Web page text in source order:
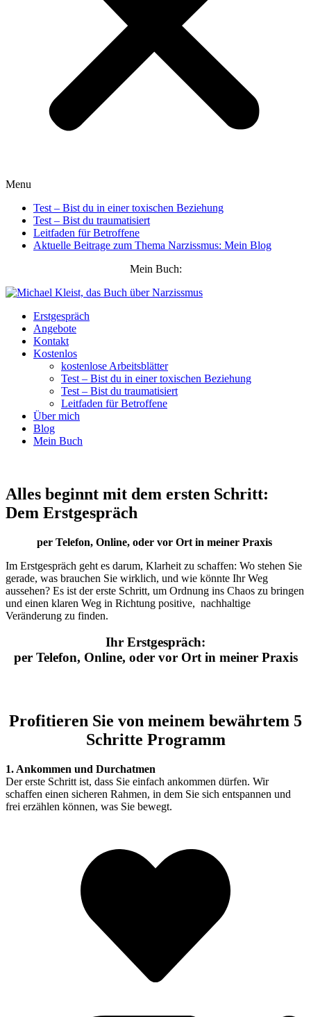
Menu
Test – Bist du in einer toxischen Beziehung
Test – Bist du traumatisiert
Leitfaden für Betroffene
Aktuelle Beitrage zum Thema Narzissmus: Mein Blog
Mein Buch:
Erstgespräch
Angebote
Kontakt
Kostenlos
kostenlose Arbeitsblätter
Test – Bist du in einer toxischen Beziehung
Test – Bist du traumatisiert
Leitfaden für Betroffene
Über mich
Blog
Mein Buch
Alles beginnt mit dem ersten Schritt:
Dem Erstgespräch
per Telefon, Online, oder vor Ort in meiner Praxis
Im Erstgespräch geht es darum, Klarheit zu schaffen: Wo stehen Sie
gerade, was brauchen Sie wirklich, und wie könnte Ihr Weg
aussehen? Es ist der erste Schritt, um Ordnung ins Chaos zu bringen
und einen klaren Weg in Richtung positive, nachhaltige
Veränderung zu finden.
Ihr Erstgespräch:
per Telefon, Online, oder vor Ort in meiner Praxis
Profitieren Sie von meinem bewährtem 5
Schritte Programm
1. Ankommen und Durchatmen
Der erste Schritt ist, dass Sie einfach ankommen dürfen. Wir
schaffen einen sicheren Rahmen, in dem Sie sich entspannen und
frei erzählen können, was Sie bewegt.